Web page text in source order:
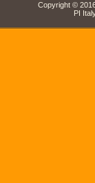
Copyright ©
PI